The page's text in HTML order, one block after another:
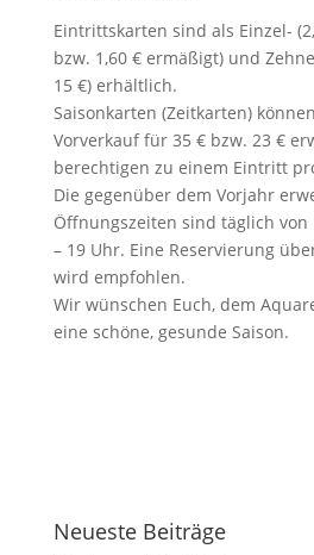
Eintrittskarten sind als Einzel-
bzw. 1,60 € ermäßigt) und
15 €) erhältlich.
Saisonkarten (Zeitkarten)
Vorverkauf für 35 € bzw. 23 €
berechtigen zu einem Eintritt
Die gegenüber dem Vorjahr
Öffnungszeiten sind täglich von
– 19 Uhr. Eine Reservierung
wird empfohlen.
Wir wünschen Euch, dem
eine schöne, gesunde Saison.
Neueste Beiträge